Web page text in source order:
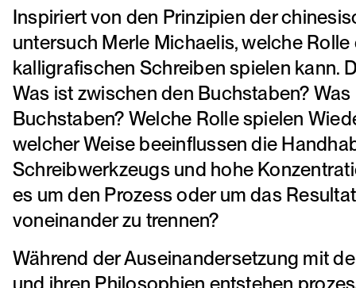
Inspiriert von den Prinzipien der
untersuch Merle Michaelis, welche
kalligrafischen Schreiben spielen kann.
Was ist zwischen den Buchstaben?
Buchstaben? Welche Rolle spielen
welcher Weise beeinflussen die
Schreibwerkzeugs und hohe
es um den Prozess oder um das
voneinander zu trennen?
Während der Auseinandersetzung mit
und ihren Philosophien entstehen